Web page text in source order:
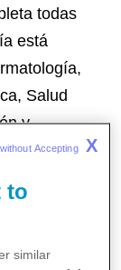
todas
está
Salud
y
la piel y
to
similar
Accepting X